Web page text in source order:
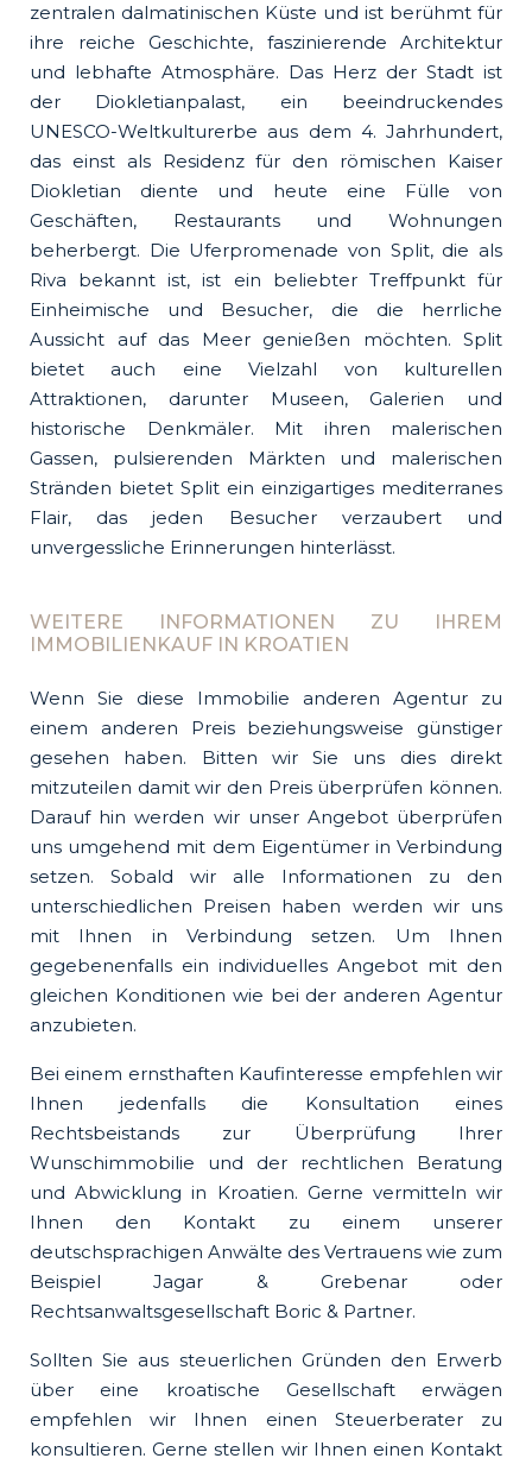
zentralen dalmatinischen Küste und ist berühmt für
ihre reiche Geschichte, faszinierende Architektur
und lebhafte Atmosphäre. Das Herz der Stadt ist
der Diokletianpalast, ein beeindruckendes
UNESCO-Weltkulturerbe aus dem 4. Jahrhundert,
das einst als Residenz für den römischen Kaiser
Diokletian diente und heute eine Fülle von
Geschäften, Restaurants und Wohnungen
beherbergt. Die Uferpromenade von Split, die als
Riva bekannt ist, ist ein beliebter Treffpunkt für
Einheimische und Besucher, die die herrliche
Aussicht auf das Meer genießen möchten. Split
bietet auch eine Vielzahl von kulturellen
Attraktionen, darunter Museen, Galerien und
historische Denkmäler. Mit ihren malerischen
Gassen, pulsierenden Märkten und malerischen
Stränden bietet Split ein einzigartiges mediterranes
Flair, das jeden Besucher verzaubert und
unvergessliche Erinnerungen hinterlässt.
WEITERE INFORMATIONEN ZU IHREM
IMMOBILIENKAUF IN KROATIEN
Wenn Sie diese Immobilie anderen Agentur zu
einem anderen Preis beziehungsweise günstiger
gesehen haben. Bitten wir Sie uns dies direkt
mitzuteilen damit wir den Preis überprüfen können.
Darauf hin werden wir unser Angebot überprüfen
uns umgehend mit dem Eigentümer in Verbindung
setzen. Sobald wir alle Informationen zu den
unterschiedlichen Preisen haben werden wir uns
mit Ihnen in Verbindung setzen. Um Ihnen
gegebenenfalls ein individuelles Angebot mit den
gleichen Konditionen wie bei der anderen Agentur
anzubieten.
Bei einem ernsthaften Kaufinteresse empfehlen wir
Ihnen jedenfalls die Konsultation eines
Rechtsbeistands zur Überprüfung Ihrer
Wunschimmobilie und der rechtlichen Beratung
und Abwicklung in Kroatien. Gerne vermitteln wir
Ihnen den Kontakt zu einem unserer
deutschsprachigen Anwälte des Vertrauens wie zum
Beispiel Jagar & Grebenar oder
Rechtsanwaltsgesellschaft Boric & Partner.
Sollten Sie aus steuerlichen Gründen den Erwerb
über eine kroatische Gesellschaft erwägen
empfehlen wir Ihnen einen Steuerberater zu
konsultieren. Gerne stellen wir Ihnen einen Kontakt